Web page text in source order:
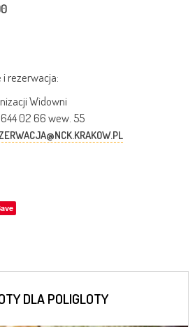
rezerwacja:
Widowni
02 66 wew. 55
DLA POLIGLOTY